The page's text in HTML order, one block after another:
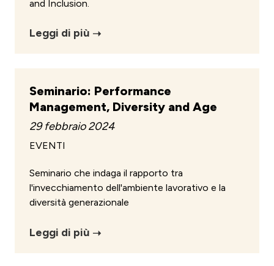
and Inclusion.
Leggi di più
Seminario: Performance
Management, Diversity and Age
29 febbraio 2024
EVENTI
Seminario che indaga il rapporto tra
l'invecchiamento dell'ambiente lavorativo e la
diversità generazionale
Leggi di più